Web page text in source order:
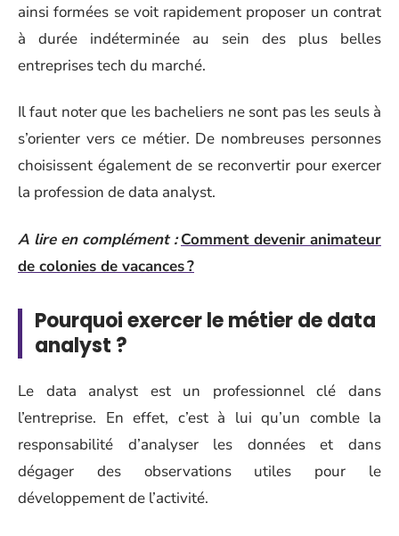
ainsi formées se voit rapidement proposer un contrat
à durée indéterminée au sein des plus belles
entreprises tech du marché.
Il faut noter que les bacheliers ne sont pas les seuls à
s’orienter vers ce métier. De nombreuses personnes
choisissent également de se reconvertir pour exercer
la profession de data analyst.
A lire en complément : Comment devenir animateur
de colonies de vacances ?
Pourquoi exercer le métier de data
analyst ?
Le data analyst est un professionnel clé dans
l’entreprise. En effet, c’est à lui qu’un comble la
responsabilité d’analyser les données et dans
dégager des observations utiles pour le
développement de l’activité.